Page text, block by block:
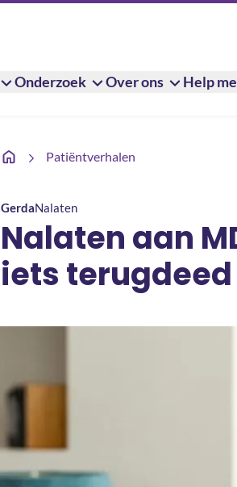
Onderzoek Over ons Help
Patiëntverhalen
Nalaten aan MDL Fonds voelde alsof ze
Nalaten aan
iets terugdeed
GerdaNalaten